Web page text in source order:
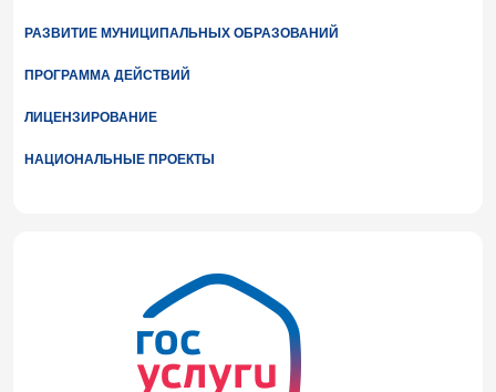
РАЗВИТИЕ МУНИЦИПАЛЬНЫХ ОБРАЗОВАНИЙ
ПРОГРАММА ДЕЙСТВИЙ
ЛИЦЕНЗИРОВАНИЕ
НАЦИОНАЛЬНЫЕ ПРОЕКТЫ